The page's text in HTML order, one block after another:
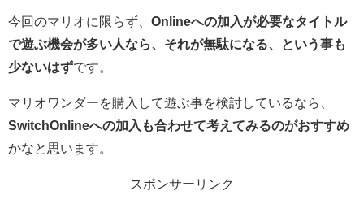
今回のマリオに限らず、 Onlineへの加入が必要なタイトル
で遊ぶ機会が多い人なら、それが無駄になる、という事も
少ないはずです。
マリオワンダーを購入して遊ぶ事を検討しているなら、
SwitchOnlineへの加入も合わせて考えてみるのがおすすめ
かなと思います。
スポンサーリンク